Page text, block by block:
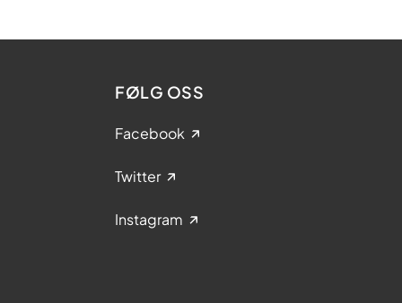
FØLG OSS
Facebook
Twitter
Instagram